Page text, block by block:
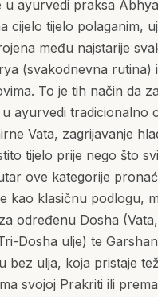
u ayurvedi praksa
cijelo tijelo polaganim,
među najstarije
(svakodnevna rutina)
To je tih način da
ayurvedi tradicionalno
Vata, zagrijavanje
tijelo prije nego što
ove kategorije
kao klasičnu podlogu,
određenu Dosha
Dosha ulje) te
bez ulja, koja pristaje
svojoj Prakriti ili